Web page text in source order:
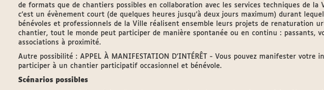
de formats que de chantiers possibles en collaboration avec les services techniques de la
c’est un évènement court (de quelques heures jusqu’à deux jours maximum) durant
bénévoles et professionnels de la Ville réalisent ensemble leurs projets de renaturation
chantier, tout le monde peut participer de manière spontanée ou en continu : passants,
associations à proximité.
Autre possibilité : APPEL À MANIFESTATION D’INTÉRÊT - Vous pouvez manifester votre
participer à un chantier participatif occasionnel et bénévole.
Scénarios possibles